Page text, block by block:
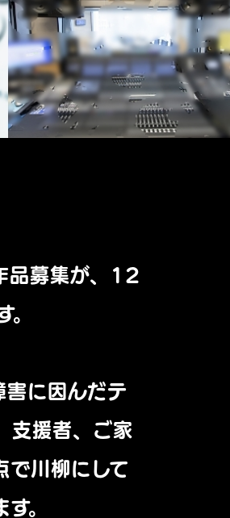
品募集が、12
害に因んだテ
支援者、ご家
で川柳にして
。